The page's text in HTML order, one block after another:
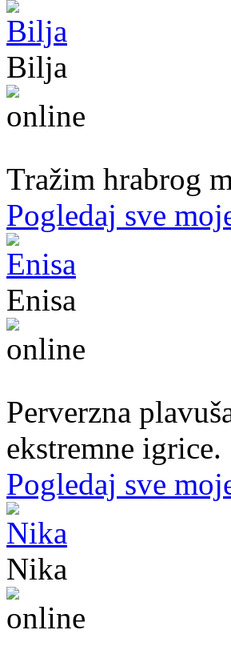
Bilja
Tražim hrabrog
Pogledaj sve
Enisa
Perverzna
ekstremne igrice.
Pogledaj sve
Nika